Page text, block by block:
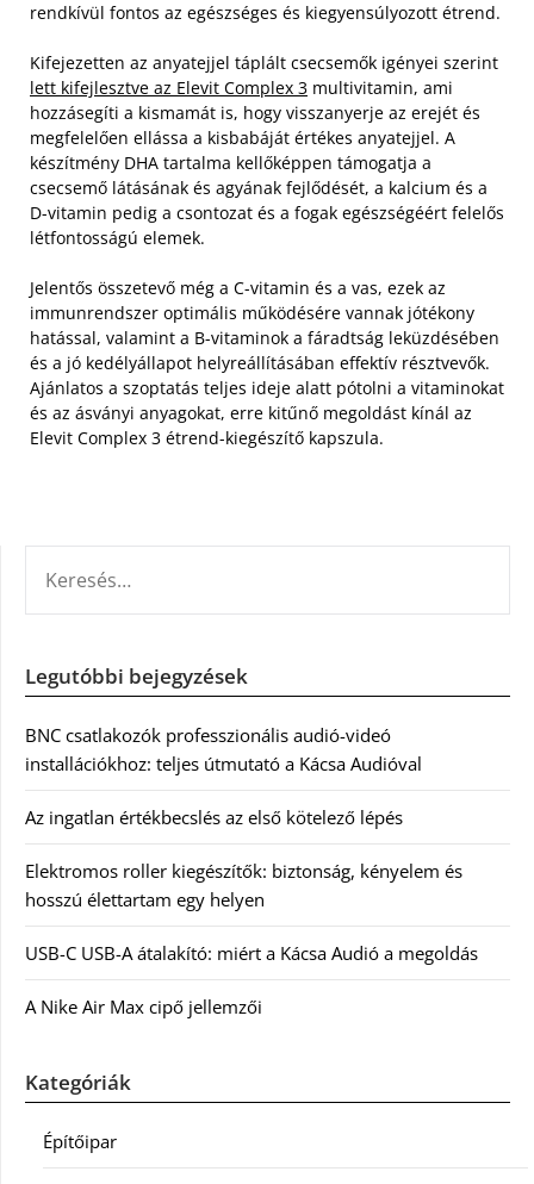
rendkívül fontos az egészséges és kiegyensúlyozott étrend.
Kifejezetten az anyatejjel táplált csecsemők igényei szerint
lett kifejlesztve az Elevit Complex 3 multivitamin, ami
hozzásegíti a kismamát is, hogy visszanyerje az erejét és
megfelelően ellássa a kisbabáját értékes anyatejjel. A
készítmény DHA tartalma kellőképpen támogatja a
csecsemő látásának és agyának fejlődését, a kalcium és a
D-vitamin pedig a csontozat és a fogak egészségéért felelős
létfontosságú elemek.
Jelentős összetevő még a C-vitamin és a vas, ezek az
immunrendszer optimális működésére vannak jótékony
hatással, valamint a B-vitaminok a fáradtság leküzdésében
és a jó kedélyállapot helyreállításában effektív résztvevők.
Ajánlatos a szoptatás teljes ideje alatt pótolni a vitaminokat
és az ásványi anyagokat, erre kitűnő megoldást kínál az
Elevit Complex 3 étrend-kiegészítő kapszula.
Legutóbbi bejegyzések
BNC csatlakozók professzionális audió-videó
installációkhoz: teljes útmutató a Kácsa Audióval
Az ingatlan értékbecslés az első kötelező lépés
Elektromos roller kiegészítők: biztonság, kényelem és
hosszú élettartam egy helyen
USB-C USB-A átalakító: miért a Kácsa Audió a megoldás
A Nike Air Max cipő jellemzői
Kategóriák
Építőipar